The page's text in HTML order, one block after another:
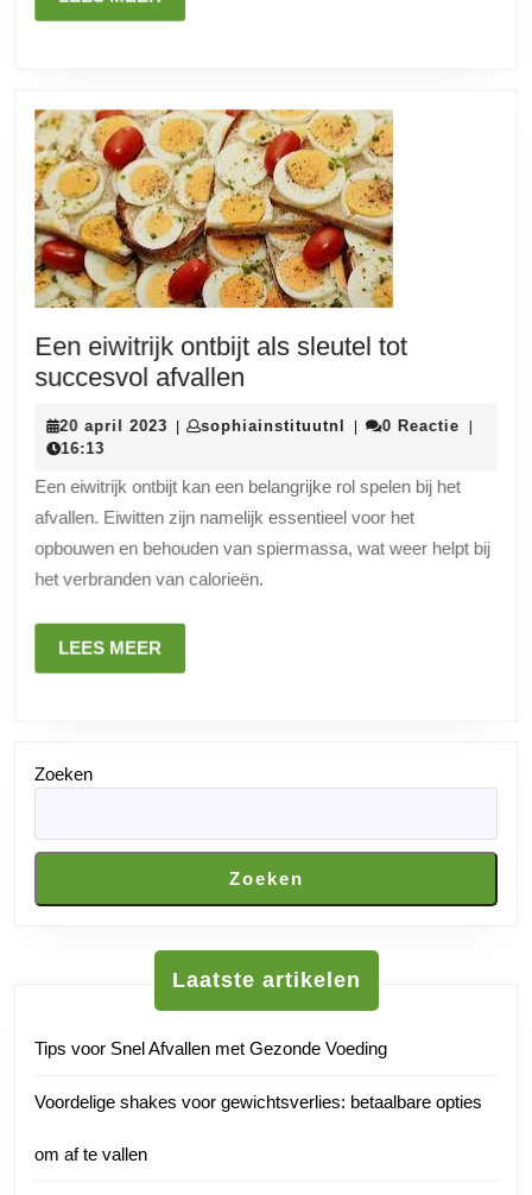
MEER
Een eiwitrijk ontbijt als sleutel tot
succesvol afvallen
ontbijt
sleutel
tot
succesvol
afvallen
20 april 2023 20| sophiainstituutnl sophiainstituutnl
| 0 Reactie |
16:13
Een eiwitrijk ontbijt kan een belangrijke rol spelen bij het
afvallen. Eiwitten zijn namelijk essentieel voor het
opbouwen en behouden van spiermassa, wat weer helpt bij
het verbranden van calorieën.
LEES MEER
MEER
Zoeken
Zoeken
Laatste artikelen
Tips voor Snel Afvallen met Gezonde Voeding
Voordelige shakes voor gewichtsverlies: betaalbare opties
om af te vallen